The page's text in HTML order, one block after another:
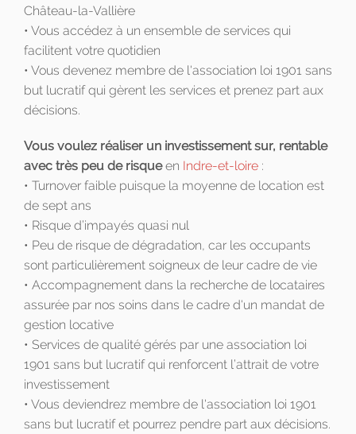
Château-la-Vallière
• Vous accédez à un ensemble de services qui
facilitent votre quotidien
• Vous devenez membre de l'association loi 1901 sans
but lucratif qui gèrent les services et prenez part aux
décisions.
Vous voulez réaliser un investissement sur, rentable
avec très peu de risqueen Indre-et-loire :
• Turnover faible puisque la moyenne de location est
de sept ans
• Risque d’impayés quasi nul
• Peu de risque de dégradation, car les occupants
sont particulièrement soigneux de leur cadre de vie
• Accompagnement dans la recherche de locataires
assurée par nos soins dans le cadre d'un mandat de
gestion locative
• Services de qualité gérés par une association loi
1901 sans but lucratif qui renforcent l’attrait de votre
investissement
• Vous deviendrez membre de l'association loi 1901
sans but lucratif et pourrez pendre part aux décisions.